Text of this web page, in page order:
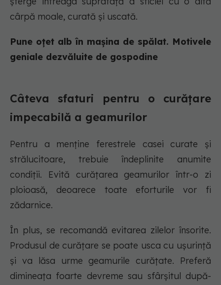
cârpă moale, curată și uscată.
Pune oțet alb în mașina de spălat. Motivele
geniale dezvăluite de gospodine
Câteva sfaturi pentru o curățare
impecabilă a geamurilor
Pentru a menține ferestrele casei curate și
strălucitoare, trebuie îndeplinite anumite
condiții. Evită curățarea geamurilor într-o zi
ploioasă, deoarece toate eforturile vor fi
zădarnice.
În plus, se recomandă evitarea zilelor însorite.
Produsul de curățare se poate usca cu ușurință
și va lăsa urme geamurile curățate. Preferă
dimineața foarte devreme sau sfârșitul după-